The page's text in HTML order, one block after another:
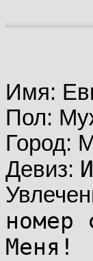
Имя:
Пол:
Город:
Девиз:
номер
Меня!